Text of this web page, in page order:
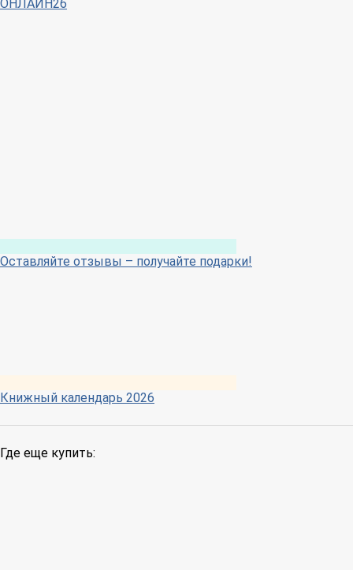
ОНЛАЙН26
Оставляйте отзывы – получайте подарки!
Книжный календарь 2026
Где еще купить: